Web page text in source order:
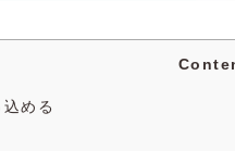
める